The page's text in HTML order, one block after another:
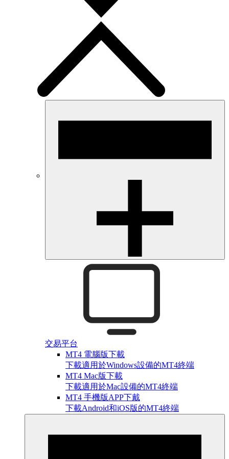
交易平台
MT4 電腦版下載
下載適用於Windows設備的MT4終端
MT4 Mac版下載
下載適用於Mac設備的MT4終端
MT4 手機版APP下戴
下載Android和iOS版的MT4終端